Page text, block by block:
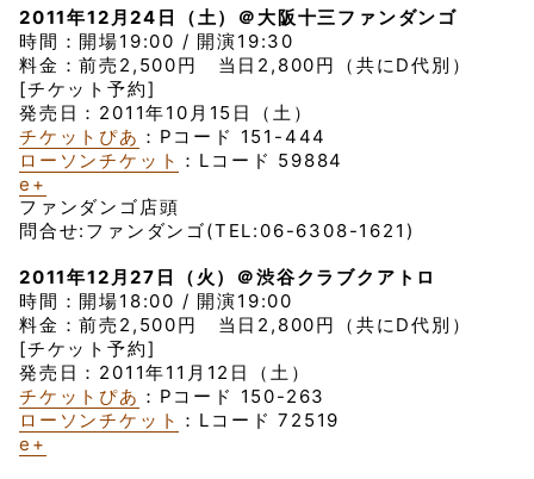
2011年12月24日（土）＠大阪十三ファンダンゴ
時間：開場19:00 / 開演19:30
料金：前売2,500円 当日2,800円（共にD代別）
[チケット予約]
発売日：2011年10月15日（土）
チケットぴあ ：Pコード 151-444
ローソンチケット ：Lコード 59884
e+
ファンダンゴ店頭
問合せ:ファンダンゴ(TEL:06-6308-1621)
2011年12月27日（火）＠渋谷クラブクアトロ
時間：開場18:00 / 開演19:00
料金：前売2,500円 当日2,800円（共にD代別）
[チケット予約]
発売日：2011年11月12日（土）
チケットぴあ ：Pコード 150-263
ローソンチケット ：Lコード 72519
e+